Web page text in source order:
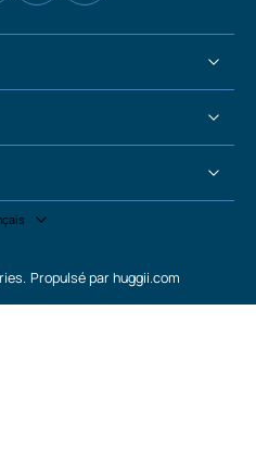
. Propulsé par huggii.com